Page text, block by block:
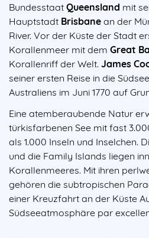
Bundesstaat Queensland mit
Hauptstadt Brisbane an der
River. Vor der Küste der Stadt
Korallenmeer mit dem Great
Korallenriff der Welt. James
seiner ersten Reise in die
Australiens im Juni 1770 auf
Eine atemberaubende Natur
türkisfarbenen See mit fast
als 1.000 Inseln und Inselchen.
und die Family Islands liegen
Korallenmeeres. Mit ihren
gehören die subtropischen
einer Kreuzfahrt an der Küste
Südseeatmosphäre par